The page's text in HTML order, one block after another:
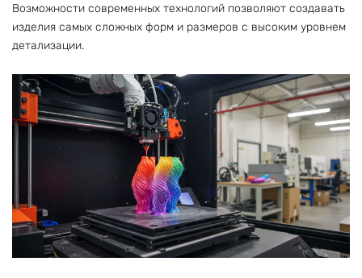
Возможности современных технологий позволяют создавать
изделия самых сложных форм и размеров с высоким уровнем
детализации.